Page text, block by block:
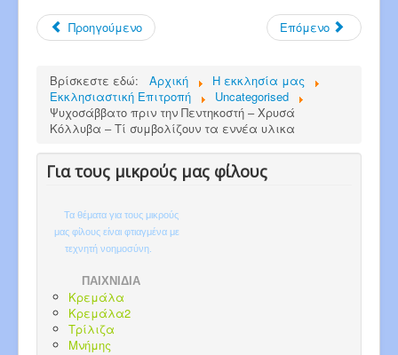
Προηγούμενο Επόμενο
Βρίσκεστε εδώ: Αρχική
Η εκκλησία μας
Εκκλησιαστική Επιτροπή
Uncategorised
Ψυχοσάββατο πριν την Πεντηκοστή – Χρυσά
Κόλλυβα – Τί συμβολίζουν τα εννέα υλικα
Για τους μικρούς μας φίλους
Τα θέματα για τους μικρούς
μας φίλους είναι φτιαγμένα με
τεχνητή νοημοσύνη.
ΠΑΙΧΝΙΔΙΑ
Κρεμάλα
Κρεμάλα2
Τρίλιζα
Μνήμης